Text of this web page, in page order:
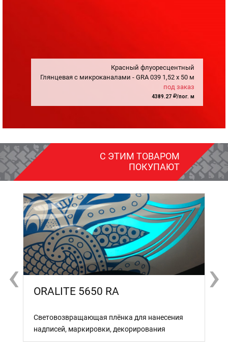
Красный флуоресцентный
Глянцевая с микроканалами - GRA 039 1,52x 50 м
под заказ
4389.27 /пог. м
С ЭТИМ ТОВАРОМ
ПОКУПАЮТ
ORALITE 5650 RA
Световозвращающая плёнка для нанесения
надписей, маркировки, декорирования
‹ ›
‹ ›